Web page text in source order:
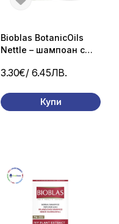
3.30€/ 6.45ЛВ.
Bioblas BotanicOils
Nettle – шампоан с
тънка и слаба коса,
Купи